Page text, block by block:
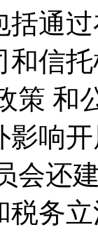
括通
和信
策 和
影响
会还
税务